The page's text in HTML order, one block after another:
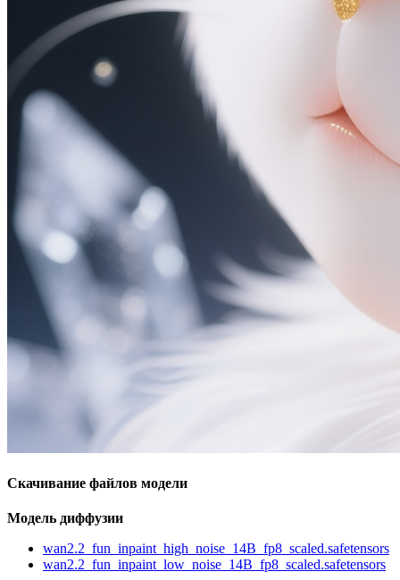
Скачивание файлов модели
Модель диффузии
wan2.2_fun_inpaint_high_noise_14B_fp8_scaled.safetensors
wan2.2_fun_inpaint_low_noise_14B_fp8_scaled.safetensors